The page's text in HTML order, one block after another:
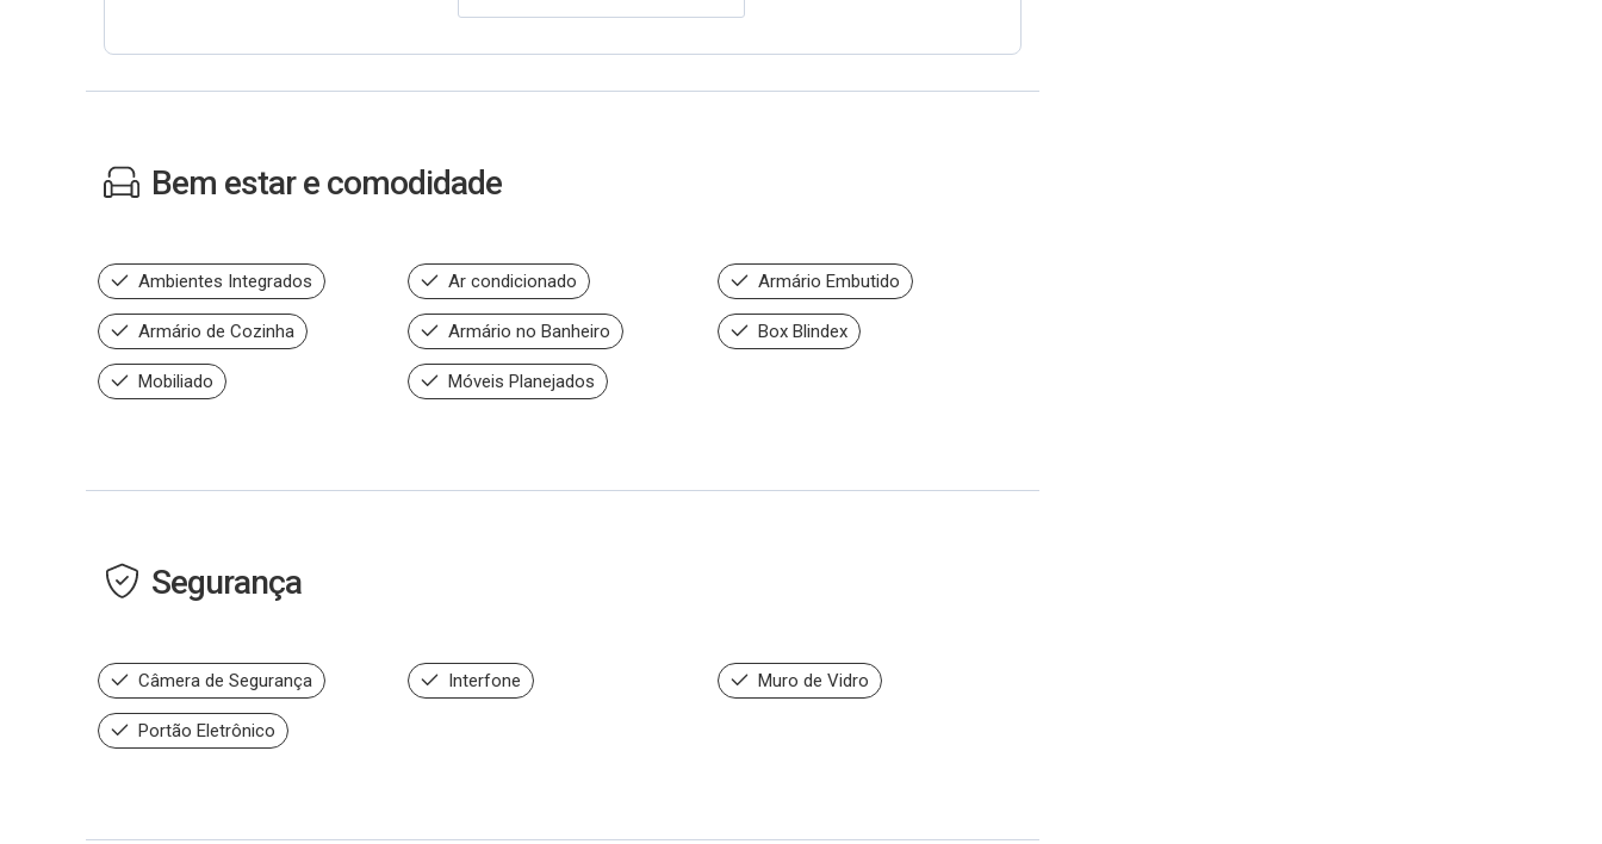
Bem estar e comodidade
Ambientes Integrados Ar condicionado Armário Embutido
Armário de Cozinha Armário no Banheiro Box Blindex
Mobiliado Móveis Planejados
Segurança
Câmera de Segurança Interfone Muro de Vidro
Portão Eletrônico